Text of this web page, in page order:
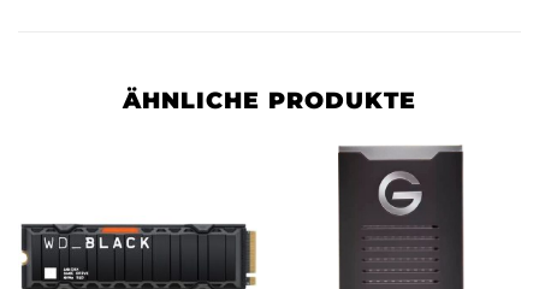
ÄHNLICHE PRODUKTE